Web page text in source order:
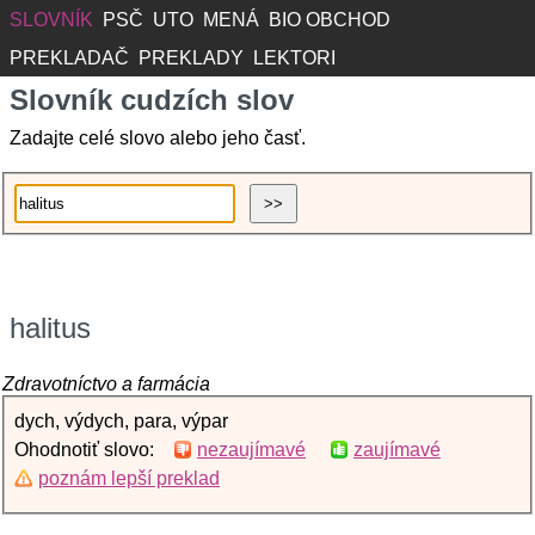
SLOVNÍK PSČ UTO MENÁ
BIO OBCHOD
PREKLADAČ
PREKLADY LEKTORI
Slovník cudzích slov
Zadajte celé slovo alebo jeho časť.
halitus
Zdravotníctvo a farmácia
dych, výdych, para, výpar
Ohodnotiť slovo:
nezaujímavé
zaujímavé
poznám lepší preklad